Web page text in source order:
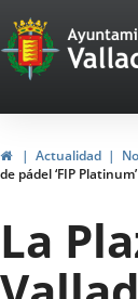
Portal
Web
del
de
InicioActualidad
de pádel ‘FIP
La